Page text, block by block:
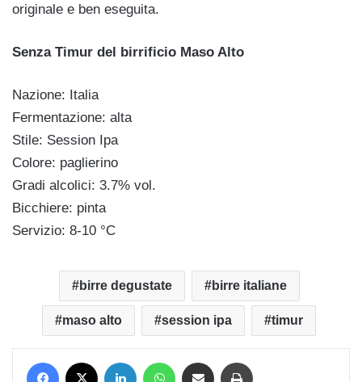
originale e ben eseguita.
Senza Timur del birrificio Maso Alto
Nazione: Italia
Fermentazione: alta
Stile: Session Ipa
Colore: paglierino
Gradi alcolici: 3.7% vol.
Bicchiere: pinta
Servizio: 8-10 °C
birre degustate birre italiane
maso alto session ipa timur
Facebook LinkedIn WhatsApp Condividi via mail